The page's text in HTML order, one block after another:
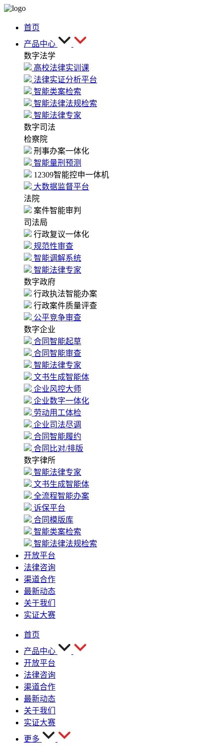
首页
产品中心
数字法学
高校法律实训课
法律实证分析平台
智能类案检索
智能法律法规检索
智能法律专家
数字司法
检察院
刑事办案一体化
智能量刑预测
12309智能控申一体机
大数据监督平台
法院
案件智能审判
司法局
行政复议一体化
规范性审查
智能调解系统
智能法律专家
数字政府
行政执法智能办案
行政案件质量评查
公平竞争审查
数字企业
合同智能起草
合同智能审查
智能法律专家
文书生成智能体
企业风控大师
企业数字一体化
劳动用工体检
企业司法尽调
合同智能履约
合同比对/排版
数字律所
智能法律专家
文书生成智能体
全流程智能办案
诉保平台
合同模版库
智能类案检索
智能法律法规检索
开放平台
法律咨询
渠道合作
最新动态
关于我们
实证大赛
首页
产品中心
开放平台
法律咨询
渠道合作
最新动态
关于我们
实证大赛
更多